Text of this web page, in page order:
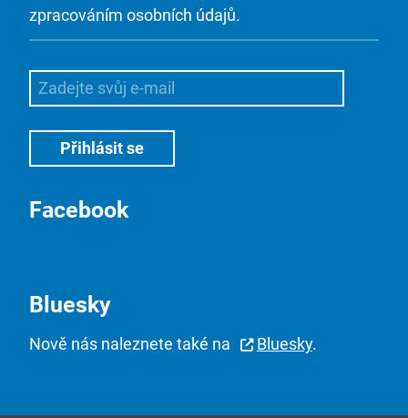
zpracováním osobních údajů.
Facebook
Bluesky
Nově nás naleznete také na Bluesky.